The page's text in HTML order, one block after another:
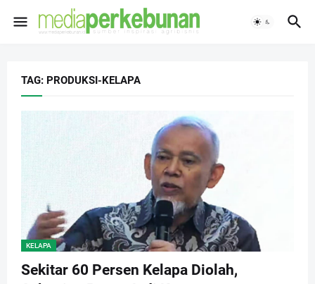
TAG: PRODUKSI-KELAPA
KELAPA
Sekitar 60 Persen Kelapa Diolah,